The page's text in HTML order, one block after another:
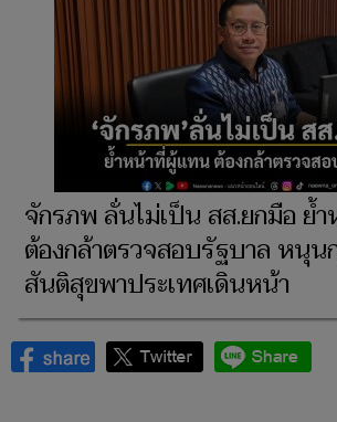
จักรภพ ลั่นไม่เป็น สส.ยกมือ ย้
ต้องกล้าตรวจสอบรัฐบาล หนุน
สันติสุขพาประเทศเดินหน้า